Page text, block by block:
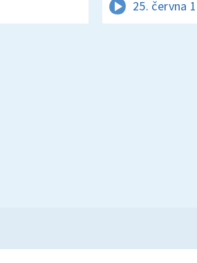
25. června